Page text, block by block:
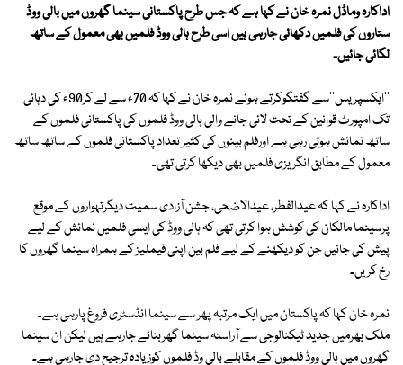
اداکارہ وماڈل نمرہ خان نے کہا ہے کہ جس طرح پاکستانی سینما گھروں میں بالی ووڈ
ستاروں کی فلمیں دکھائی جارہی ہیں اسی طرح ہالی ووڈ فلمیں بھی معمول کے ساتھ
لگائی جائیں۔
''ایکسپریس''سے گفتگوکرتے ہوئے نمرہ خان نے کہا کہ 70ء سے لے کر90ء کی دہائی
تک امپورٹ قوانین کے تحت لائی جانے والی ہالی ووڈ فلموں کی پاکستانی فلموں کے
ساتھ نمائش ہوتی رہی ہے اورفلم بینوں کی کثیر تعداد پاکستانی فلموں کے ساتھ ساتھ
معمول کے مطابق انگریزی فلمیں بھی دیکھا کرتی تھی۔
اداکارہ نے کہا کہ عیدالفطر، عیدالاضحی، جشن آزادی سمیت دیگرتہواروں کے موقع
پرسینما مالکان کی کوشش ہوا کرتی تھی کہ ہالی ووڈ کی ایسی فلمیں نمائش کے لیے
پیش کی جائیں جن کو دیکھنے کے لیے فلم بین اپنی فیملیز کے ہمراہ سینما گھروں کا
رخ کریں۔
نمرہ خان کہا کہ پاکستان میں ایک مرتبہ پھر سے سینما انڈسٹری فروغ پارہی ہے۔
ملک بھرمیں جدید ٹیکنالوجی سے آراستہ سینما گھربنائے جارہے ہیں لیکن ان سینما
گھروں میں ہالی ووڈ فلموں کے مقابلے بالی وڈ فلموں کوزیادہ ترجیح دی جارہی ہے۔